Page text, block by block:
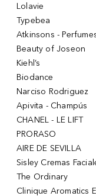
Lolavie
Typebea
Atkinsons -
Beauty of Joseon
Kiehl’s
Biodance
Narciso Rodriguez
Apivita - Champús
CHANEL - LE LIFT
PRORASO
AIRE DE SEVILLA
Sisley Cremas
The Ordinary
Clinique Aromatics